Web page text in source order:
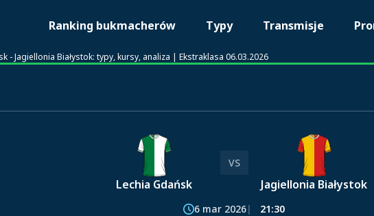
Ranking bukmacherów Typy Transmisje
- Jagiellonia Białystok: typy, kursy, analiza | Ekstraklasa 06.03.2026
Lechia Gdańsk
VS
Jagiellonia Białystok
6 mar 2026 21:30